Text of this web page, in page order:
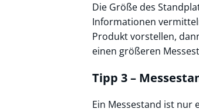
Die Größe des
Informationen
Produkt vorstellen,
einen größeren
Tipp 3 –
Ein Messestand ist nur